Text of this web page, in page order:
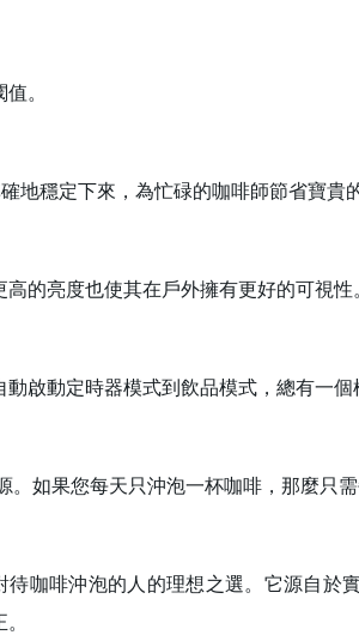
。
地穩定下來，為忙碌的咖啡師節省寶貴
的亮度也使其在戶外擁有更好的可視性
啟動定時器模式到飲品模式，總有一個
如果您每天只沖泡一杯咖啡，那麼只需
咖啡沖泡的人的理想之選。它源自於